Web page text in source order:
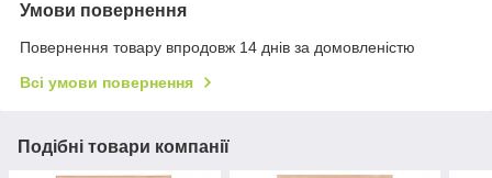
Умови повернення
Повернення товару впродовж 14 днів за домовленістю
Всі умови повернення
Подібні товари компанії